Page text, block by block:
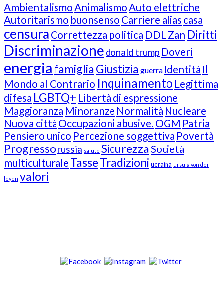
Ambientalismo Animalismo Auto elettriche
Autoritarismo buonsenso Carriere alias casa
censura Correttezza politica DDL Zan Diritti
Discriminazione donald trump Doveri
energia famigliaGiustizia guerra Identità Il
Mondo al Contrario Inquinamento Legittima
difesa LGBTQ+ Libertà di espressione
Maggioranza Minoranze Normalità Nucleare
Nuova città Occupazioni abusive. OGM Patria
Pensiero unico Percezione soggettiva Povertà
Progresso russia salute SicurezzaSocietà
multiculturale TasseTradizioni ucraina ursula von der
leyen valori